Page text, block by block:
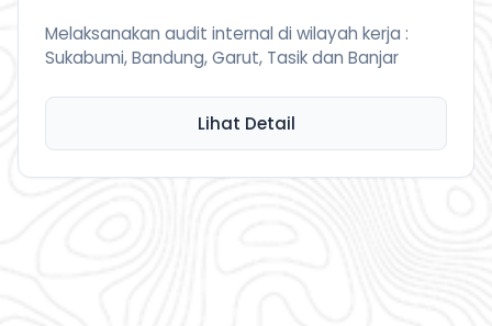
Melaksanakan audit internal di wilayah kerja :
Sukabumi, Bandung, Garut, Tasik dan Banjar
Lihat Detail